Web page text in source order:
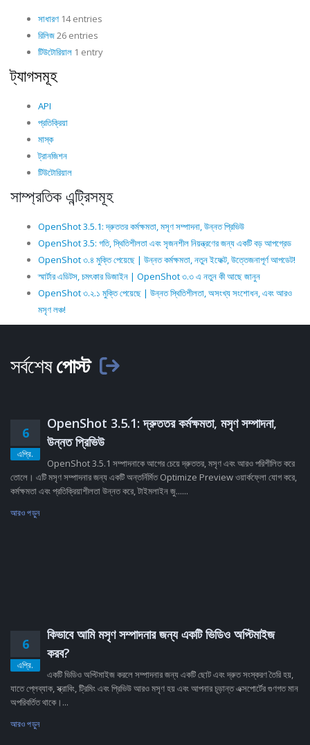
সাধারণ 14 entries
রিলিজ26 entries
টিউটোরিয়াল 1 entry
ট্যাগসমূহ
API
প্রতিক্রিয়া
মাস্ক
ট্রানজিশন
টিউটোরিয়াল
সাম্প্রতিক এন্ট্রিসমূহ
OpenShot 3.5.1: দ্রুততর কর্মক্ষমতা, মসৃণ সম্পাদনা, উন্নত প্রিভিউ
OpenShot 3.5: গতি, স্থিতিশীলতা এবং সৃজনশীল নিয়ন্ত্রণের জন্য একটি বড় আপগ্রেড
OpenShot ৩.৪ মুক্তি পেয়েছে | উন্নত কর্মক্ষমতা, নতুন ইফেক্ট, উত্তেজনাপূর্ণ আপডেট!
স্মার্টার এডিটস, চমৎকার ডিজাইন | OpenShot ৩.৩ এ নতুন কী আছে জানুন
OpenShot ৩.২.১ মুক্তি পেয়েছে | উন্নত স্থিতিশীলতা, অসংখ্য সংশোধন, এবং আরও
মসৃণ লঞ্চ!
সর্বশেষপোস্ট
6
এপ্রি.
OpenShot 3.5.1: দ্রুততর কর্মক্ষমতা, মসৃণ সম্পাদনা,
উন্নত প্রিভিউ
OpenShot 3.5.1 সম্পাদনাকে আগের চেয়ে দ্রুততর, মসৃণ এবং আরও পরিশীলিত করে
তোলে। এটি মসৃণ সম্পাদনার জন্য একটি অন্তর্নির্মিত Optimize Preview ওয়ার্কফ্লো যোগ করে,
কর্মক্ষমতা এবং প্রতিক্রিয়াশীলতা উন্নত করে, টাইমলাইন জু......
আরও পড়ুন
6
এপ্রি.
কিভাবে আমি মসৃণ সম্পাদনার জন্য একটি ভিডিও অপ্টিমাইজ
করব?
একটি ভিডিও অপ্টিমাইজ করলে সম্পাদনার জন্য একটি ছোট এবং দ্রুত সংস্করণ তৈরি হয়,
যাতে প্লেব্যাক, স্ক্রাবিং, ট্রিমিং এবং প্রিভিউ আরও মসৃণ হয় এবং আপনার চূড়ান্ত এক্সপোর্টের গুণগত মান
অপরিবর্তিত থাকে।...
আরও পড়ুন